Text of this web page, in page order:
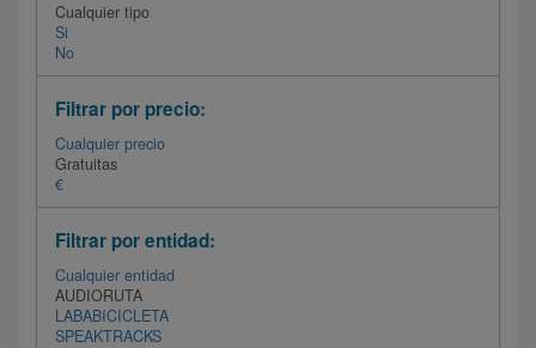
Cualquier tipo
Si
No
Filtrar por precio:
Cualquier precio
Gratuitas
€
Filtrar por entidad:
Cualquier entidad
AUDIORUTA
LABABICICLETA
SPEAKTRACKS